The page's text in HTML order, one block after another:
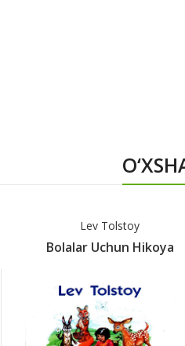
Lev Tolstoy
Bolalar Uchun Hikoya